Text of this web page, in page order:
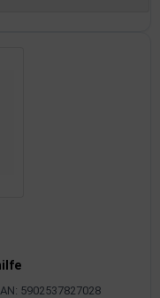
5902537827028